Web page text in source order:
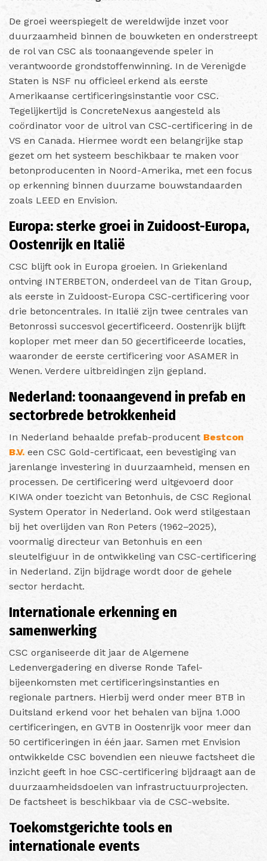
De groei weerspiegelt de wereldwijde inzet voor
duurzaamheid binnen de bouwketen en onderstreept
de rol van CSC als toonaangevende speler in
verantwoorde grondstoffenwinning. In de Verenigde
Staten is NSF nu officieel erkend als eerste
Amerikaanse certificeringsinstantie voor CSC.
Tegelijkertijd is ConcreteNexus aangesteld als
coördinator voor de uitrol van CSC-certificering in de
VS en Canada. Hiermee wordt een belangrijke stap
gezet om het systeem beschikbaar te maken voor
betonproducenten in Noord-Amerika, met een focus
op erkenning binnen duurzame bouwstandaarden
zoals LEED en Envision.
Europa: sterke groei in Zuidoost-Europa,
Oostenrijk en Italië
CSC blijft ook in Europa groeien. In Griekenland
ontving INTERBETON, onderdeel van de Titan Group,
als eerste in Zuidoost-Europa CSC-certificering voor
drie betoncentrales. In Italië zijn twee centrales van
Betonrossi succesvol gecertificeerd. Oostenrijk blijft
koploper met meer dan 50 gecertificeerde locaties,
waaronder de eerste certificering voor ASAMER in
Wenen. Verdere uitbreidingen zijn gepland.
Nederland: toonaangevend in prefab en
sectorbrede betrokkenheid
In Nederland behaalde prefab-producent Bestcon
B.V. een CSC Gold-certificaat, een bevestiging van
jarenlange investering in duurzaamheid, mensen en
processen. De certificering werd uitgevoerd door
KIWA onder toezicht van Betonhuis, de CSC Regional
System Operator in Nederland. Ook werd stilgestaan
bij het overlijden van Ron Peters (1962–2025),
voormalig directeur van Betonhuis en een
sleutelfiguur in de ontwikkeling van CSC-certificering
in Nederland. Zijn bijdrage wordt door de gehele
sector herdacht.
Internationale erkenning en
samenwerking
CSC organiseerde dit jaar de Algemene
Ledenvergadering en diverse Ronde Tafel-
bijeenkomsten met certificeringsinstanties en
regionale partners. Hierbij werd onder meer BTB in
Duitsland erkend voor het behalen van bijna 1.000
certificeringen, en GVTB in Oostenrijk voor meer dan
50 certificeringen in één jaar. Samen met Envision
ontwikkelde CSC bovendien een nieuwe factsheet die
inzicht geeft in hoe CSC-certificering bijdraagt aan de
duurzaamheidsdoelen van infrastructuurprojecten.
De factsheet is beschikbaar via de CSC-website.
Toekomstgerichte tools en
internationale events